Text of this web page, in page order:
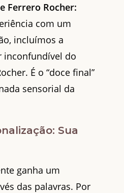
Ferrero Rocher:
com um
incluímos a
inconfundível do
É o “doce final”
sensorial da
Sua
ganha um
das palavras. Por